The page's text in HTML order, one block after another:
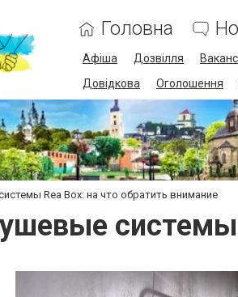
Головна
Афіша Дозвілля
Довідкова
Оголошення
Rea Box: на что обратить внимание
системы